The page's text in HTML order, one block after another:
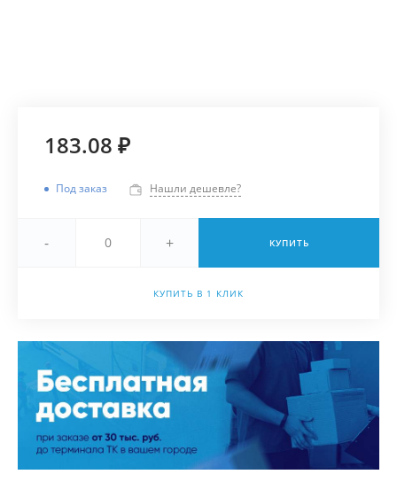
183.08 ₽
Под заказ Нашли дешевле?
- + КУПИТЬ
КУПИТЬ В 1 КЛИК